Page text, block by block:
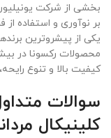
بخشی از شرکت
یکی از پیشروترین
کیفیت بالا و تنوع
سوالات
کلینیکال